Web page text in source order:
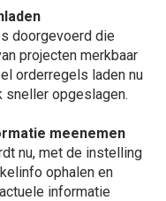
doorgevoerd die
projecten merkbaar
orderregels laden nu
sneller opgeslagen.
meenemen
nu, met de instelling
ophalen en
informatie